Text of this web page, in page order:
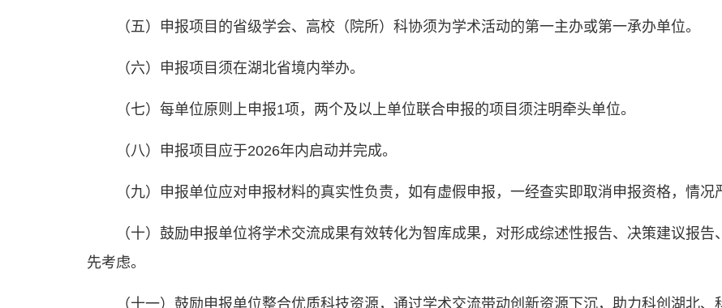
（五）申报项目的省级学会、高校（院所）科协须为学术活动的第一主办或第一承办单位。
（六）申报项目须在湖北省境内举办。
（七）每单位原则上申报1项，两个及以上单位联合申报的项目须注明牵头单位。
（八）申报项目应于2026年内启动并完成。
（九）申报单位应对申报材料的真实性负责，如有虚假申报，一经查实即取消申报资格，情况
（十）鼓励申报单位将学术交流成果有效转化为智库成果，对形成综述性报告、决策建议报
先考虑。
（十一）鼓励申报单位整合优质科技资源，通过学术交流带动创新资源下沉，助力科创湖北、